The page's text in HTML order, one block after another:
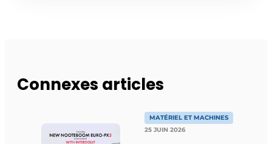
Connexes articles
MATÉRIEL ET MACHINES
25 JUIN 2026